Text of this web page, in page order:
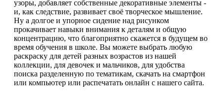
узоры, добавляет собственные декоративные элементы -
и, как следствие, развивает своё творческое мышление.
Ну а долгое и упорное сидение над рисунком
прокачивает навыки внимания к деталям и общую
концентрацию, что благоприятно скажется в будущем во
время обучения в школе. Вы можете выбрать любую
раскраску для детей разных возрастов из нашей
коллекции, для девочек и мальчиков, для удобства
поиска разделенную по тематикам, скачать на смартфон
или компьютер или распечатать онлайн с нашего сайта.